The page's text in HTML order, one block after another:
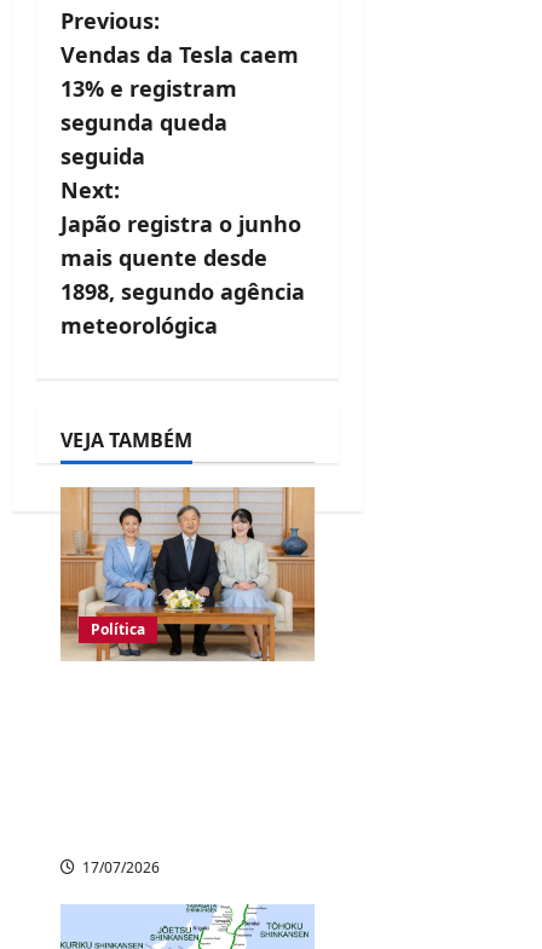
P
o
s
t
n
a
v
i
a
t
o
n
Previous:
Vendas da Tesla caem
13% e registram
segunda queda
seguida
Next:
Japão registra o junho
mais quente desde
1898, segundo agência
meteorológica
VEJA TAMBÉM
Política
17/07/2026